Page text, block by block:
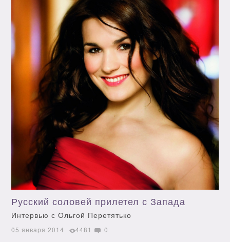
Русский соловей прилетел с Запада
Интервью с Ольгой Перетятько
05 января 2014 4481 0